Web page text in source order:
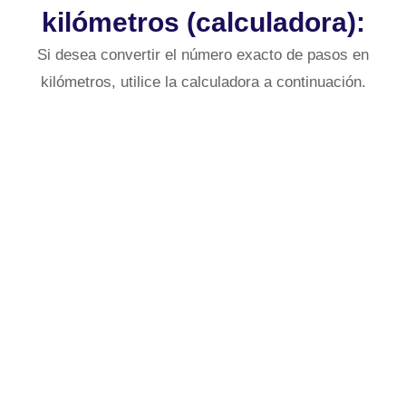
kilómetros (calculadora):
Si desea convertir el número exacto de pasos en
kilómetros, utilice la calculadora a continuación.